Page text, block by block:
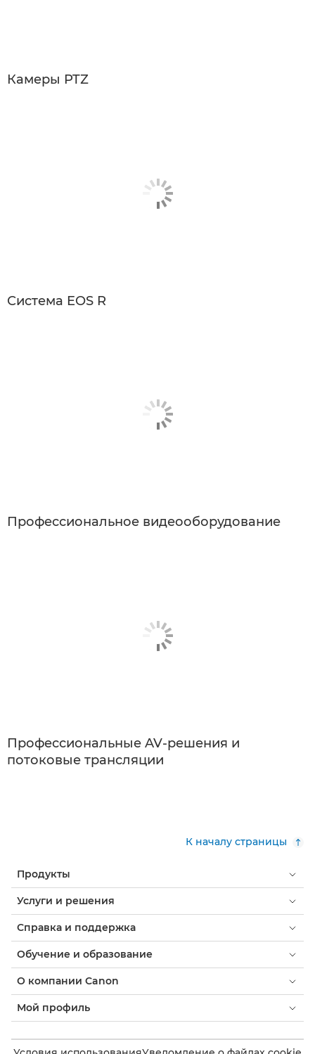
Камеры PTZ
Система EOS R
Профессиональное видеооборудование
Профессиональные AV-решения и
потоковые трансляции
К началу страницы
Продукты
Услуги и решения
Справка и поддержка
Обучение и образование
О компании Canon
Мой профиль